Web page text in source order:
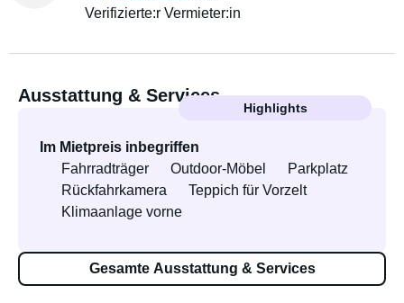
Verifizierte:r Vermieter:in
Ausstattung & Services
Highlights
Im Mietpreis inbegriffen
Fahrradträger
Outdoor-Möbel
Parkplatz
Rückfahrkamera
Teppich für Vorzelt
Klimaanlage vorne
Gesamte Ausstattung & Services